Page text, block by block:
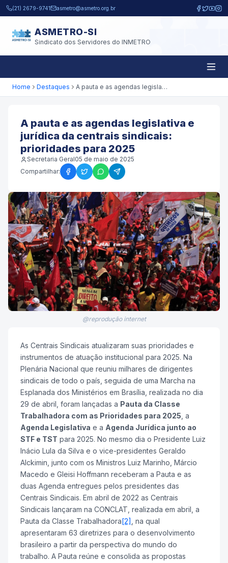
Pular para o conteúdo principal
(21) 2679-9741 asmetro@asmetro.org.br
ASMETRO-SI
Sindicato dos Servidores do INMETRO
Home Destaques A pauta e as agendas legislativa e jurídica da centrais sindicais: prioridades para 2025
A pauta e as agendas legislativa e
jurídica da centrais sindicais:
prioridades para 2025
Secretaria Geral05 de maio de 2025
Compartilhar:
@reprodução internet
As Centrais Sindicais atualizaram suas prioridades e
instrumentos de atuação institucional para 2025. Na
Plenária Nacional que reuniu milhares de dirigentes
sindicais de todo o país, seguida de uma Marcha na
Esplanada dos Ministérios em Brasília, realizada no dia
29 de abril, foram lançadas a Pauta da Classe
Trabalhadora com as Prioridades para 2025 , a
Agenda Legislativa e a Agenda Jurídica junto ao
STF e TST para 2025. No mesmo dia o Presidente Luiz
Inácio Lula da Silva e o vice-presidentes Geraldo
Alckimin, junto com os Ministros Luiz Marinho, Márcio
Macedo e Gleisi Hoffmann receberam a Pauta e as
duas Agenda entregues pelos presidentes das
Centrais Sindicais. Em abril de 2022 as Centrais
Sindicais lançaram na CONCLAT, realizada em abril, a
Pauta da Classe Trabalhadora[2]
, na qual
apresentaram 63 diretrizes para o desenvolvimento
brasileiro a partir da perspectiva do mundo do
trabalho. A Pauta reúne e consolida as propostas